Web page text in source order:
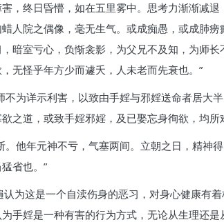
，终日昏懵，如在五里雾中。思考力渐渐减
人院之偶像，毫无生气。或成痴愚，或成肺
暗室亏心，负惭衾影，为父兄不及知，为师
无怪乎年方少而遽夭，人未老而先衰也。”
为详示利害，以致由手婬与邪婬送命者居大
之道，或致手婬邪婬，及已娶忘身徇欲，均所
他年元神不亏，气塞两间。立朝之日，精神
省也。”
为这是一个自渎伤身的恶习，对身心健康有
手婬是一种有害的行为方式，无论从生理还